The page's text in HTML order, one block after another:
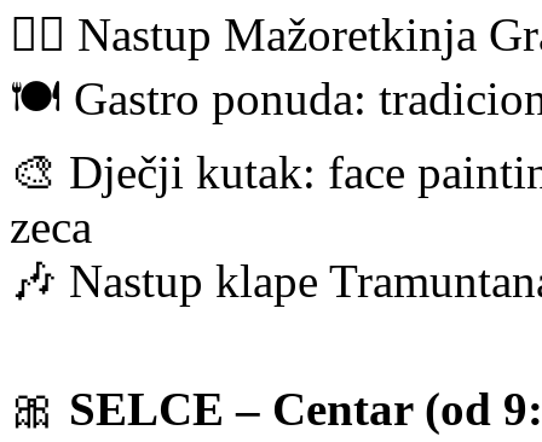
👯‍♀️ Nastup Mažoretkinja
🍽️ Gastro ponuda:
🎨 Dječji kutak: face
zeca
🎶 Nastup klape
🎀 SELCE – Centar (od